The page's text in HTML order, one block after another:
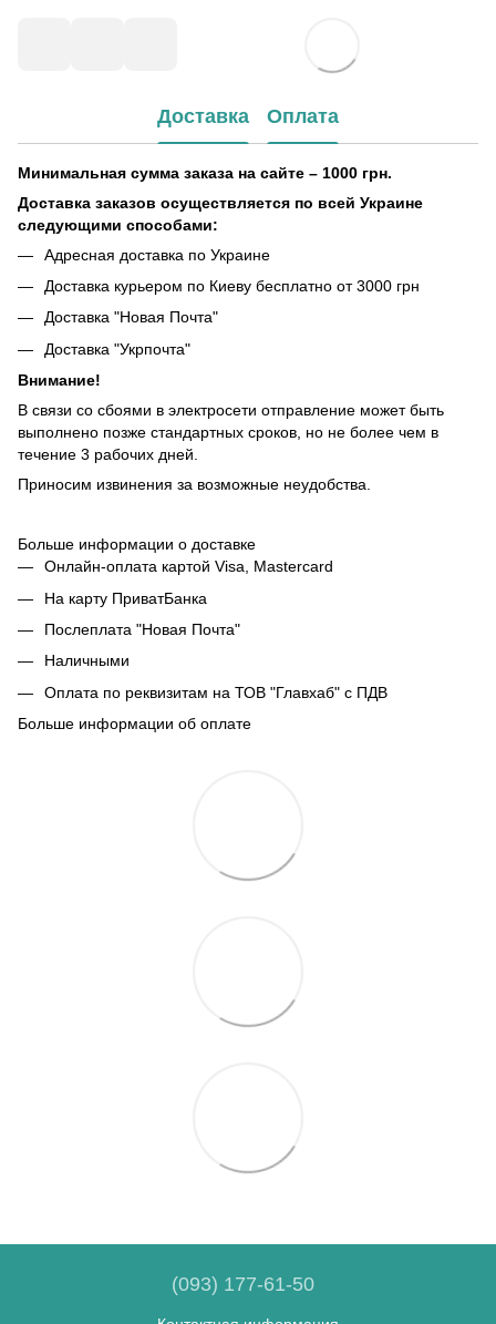
Доставка Оплата
Минимальная сумма заказа на сайте – 1000 грн.
Доставка заказов осуществляется по всей Украине
следующими способами:
Адресная доставка по Украине
Доставка курьером по Киеву бесплатно от 3000 грн
Доставка "Новая Почта"
Доставка "Укрпочта"
Внимание!
В связи со сбоями в электросети отправление может быть
выполнено позже стандартных сроков, но не более чем в
течение 3 рабочих дней.
Приносим извинения за возможные неудобства.
Больше информации о доставке
Онлайн-оплата картой Visa, Mastercard
На карту ПриватБанка
Послеплата "Новая Почта"
Наличными
Оплата по реквизитам на ТОВ "Главхаб" с ПДВ
Больше информации об оплате
(093) 177-61-50